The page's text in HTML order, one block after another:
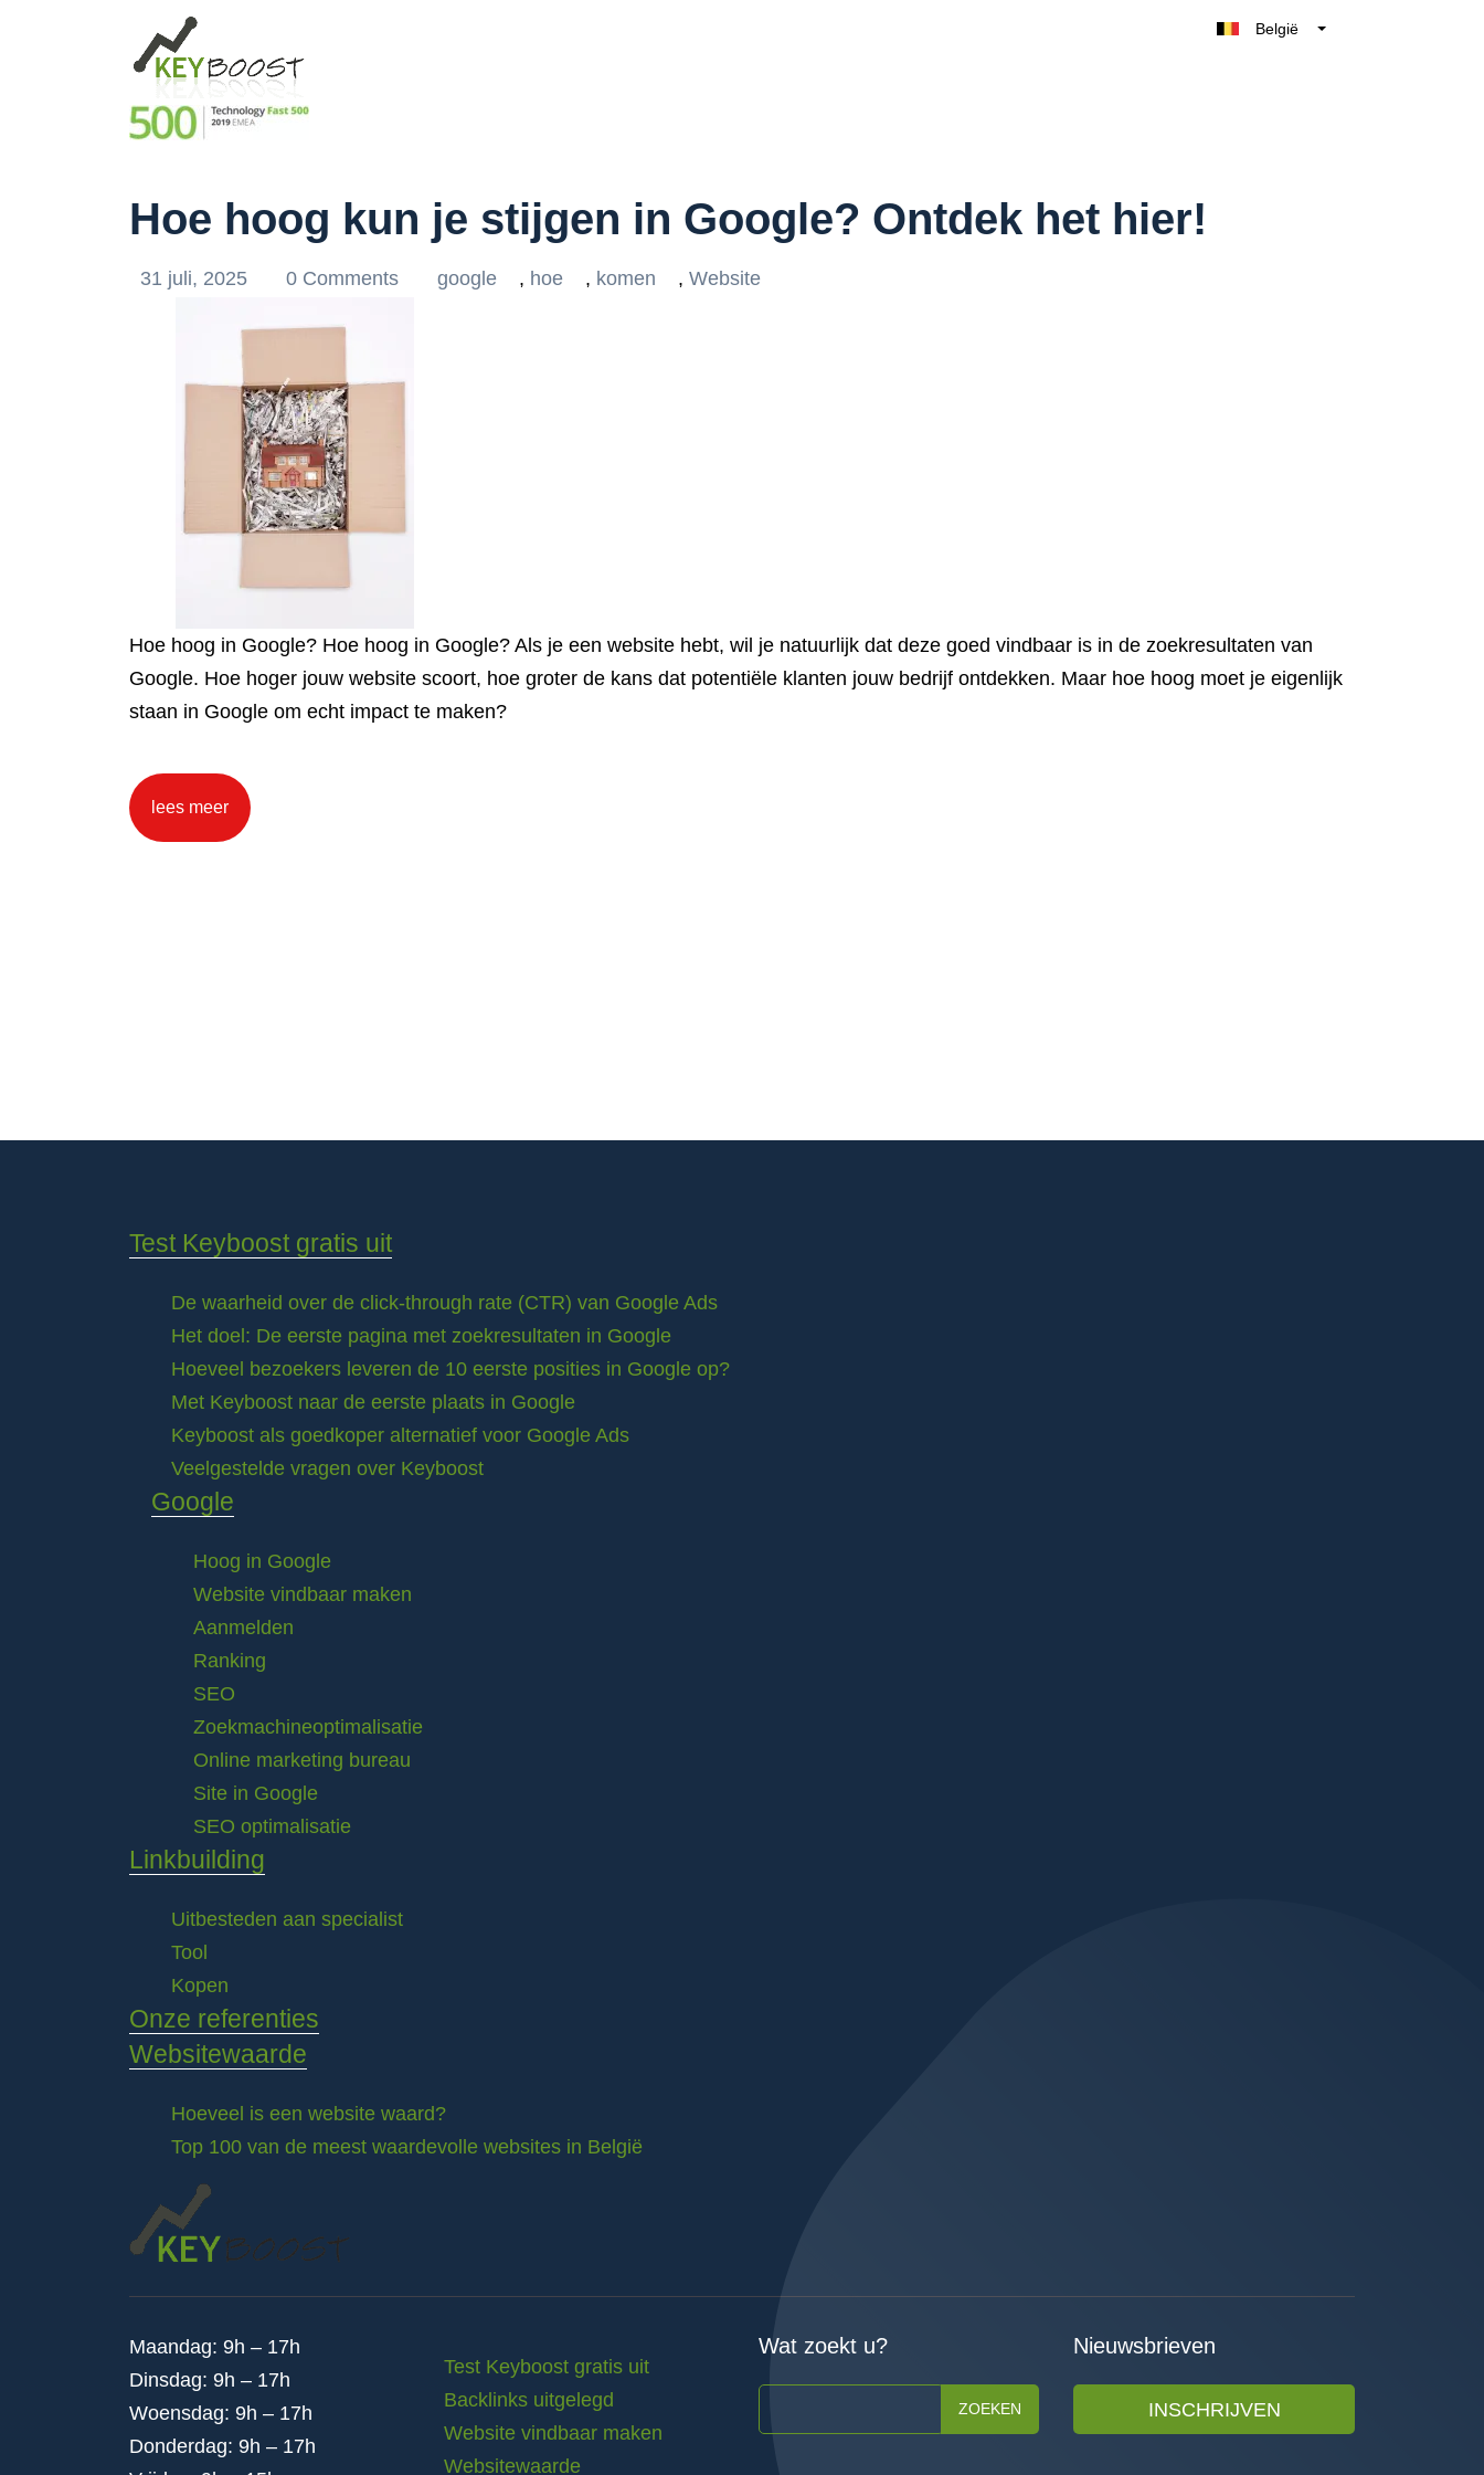
België
Hoe hoog kun je stijgen in Google? Ontdek het hier!
31 juli, 2025 0 Comments google , hoe , komen , Website
Hoe hoog in Google? Hoe hoog in Google? Als je een website hebt, wil je natuurlijk dat deze goed vindbaar is in de zoekresultaten van
Google. Hoe hoger jouw website scoort, hoe groter de kans dat potentiële klanten jouw bedrijf ontdekken. Maar hoe hoog moet je eigenlijk
staan in Google om echt impact te maken?
lees meer
Test Keyboost gratis uit
De waarheid over de click-through rate (CTR) van Google Ads
Het doel: De eerste pagina met zoekresultaten in Google
Hoeveel bezoekers leveren de 10 eerste posities in Google op?
Met Keyboost naar de eerste plaats in Google
Keyboost als goedkoper alternatief voor Google Ads
Veelgestelde vragen over Keyboost
Google
Hoog in Google
Website vindbaar maken
Aanmelden
Ranking
SEO
Zoekmachineoptimalisatie
Online marketing bureau
Site in Google
SEO optimalisatie
Linkbuilding
Uitbesteden aan specialist
Tool
Kopen
Onze referenties
Websitewaarde
Hoeveel is een website waard?
Top 100 van de meest waardevolle websites in België
Maandag: 9h – 17h
Dinsdag: 9h – 17h
Woensdag: 9h – 17h
Donderdag: 9h – 17h
Test Keyboost gratis uit
Backlinks uitgelegd
Website vindbaar maken
Websitewaarde
Wat zoekt u?
ZOEKEN
Nieuwsbrieven
INSCHRIJVEN